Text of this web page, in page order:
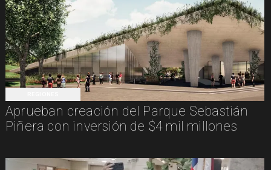
Aprueban creación del Parque Sebastián
Piñera con inversión de $4 mil millones